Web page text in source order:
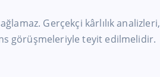
Gerçekçi kârlılık analizleri,
görüşmeleriyle teyit edilmelidir.